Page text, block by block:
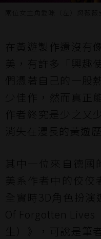
在黃遊製作還沒有
美，有許多「興趣
們憑著自己的一股
少佳作，然而真
作者終究是少之又
消失在漫長的黃遊
其中一位來自德
美系作者中的佼佼
全實時3D角色扮
Of Forgotten Lives
生）》，可說是筆